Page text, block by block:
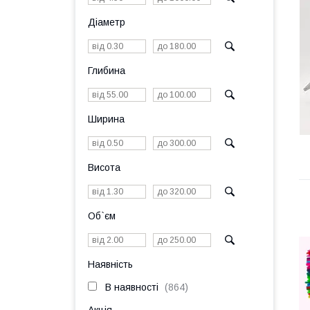
Діаметр
Глибина
Ширина
Висота
Об`єм
Наявність
В наявності 864